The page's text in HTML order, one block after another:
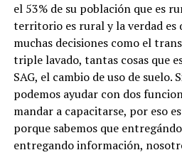
el 53% de su población que es
territorio es rural y la verdad es
muchas decisiones como el
triple lavado, tantas cosas que
SAG, el cambio de uso de suelo.
podemos ayudar con dos
mandar a capacitarse, por eso
porque sabemos que
entregando información,